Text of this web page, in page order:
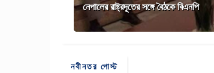
নেপালের রাষ্ট্রদূতের সঙ্গে বৈঠকে বিএনপি
নবীনতর পোস্ট